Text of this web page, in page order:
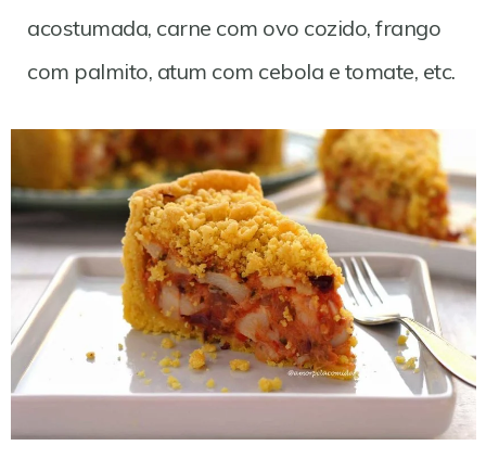
acostumada, carne com ovo cozido, frango
com palmito, atum com cebola e tomate, etc.